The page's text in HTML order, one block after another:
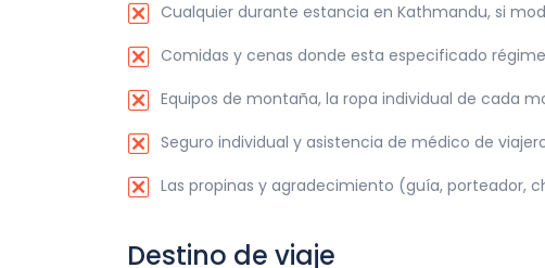
Cualquier durante estancia en Kathmandu, si
Comidas y cenas donde esta especificado
Equipos de montaña, la ropa individual de cada
Seguro individual y asistencia de médico de
Las propinas y agradecimiento (guía, porteador,
Destino de viaje